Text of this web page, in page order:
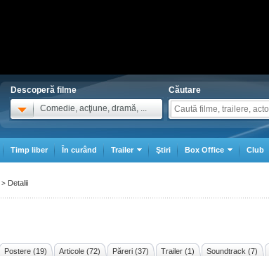
Descoperă filme
Comedie, acţiune, dramă, ...
Căutare
Timp liber În curând Trailer Ştiri Box Office Club
Postere (19) Articole (72) Păreri (37) Trailer (1) Soundtrack (7)
> Detalii